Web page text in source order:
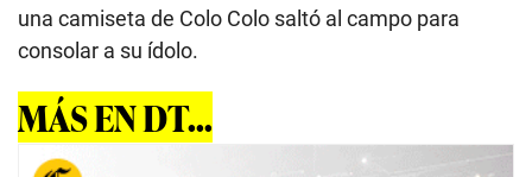
una camiseta de Colo Colo saltó al campo para
consolar a su ídolo.
MÁS EN DT...